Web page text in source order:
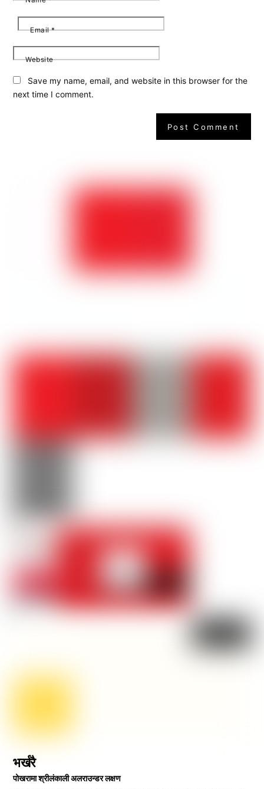
Email*
Website
Save my name, email, and website in this browser for the
next time I comment.
भर्खरै
पोखरामा श्रीलंकाली अलराउन्डर लक्षण